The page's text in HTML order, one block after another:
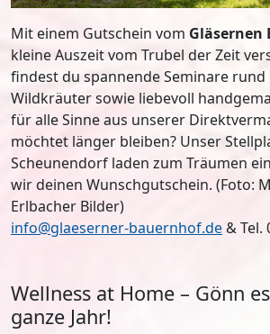
Mit einem Gutschein vom Gläsernen
kleine Auszeit vom Trubel der Zeit
findest du spannende Seminare rund
Wildkräuter sowie liebevoll
für alle Sinne aus unserer
möchtet länger bleiben? Unser
Scheunendorf laden zum Träumen
wir deinen Wunschgutschein. (Foto:
Erlbacher Bilder)
info@glaeserner-bauernhof.de& Tel.
Wellness at Home – Gönn
ganze Jahr!